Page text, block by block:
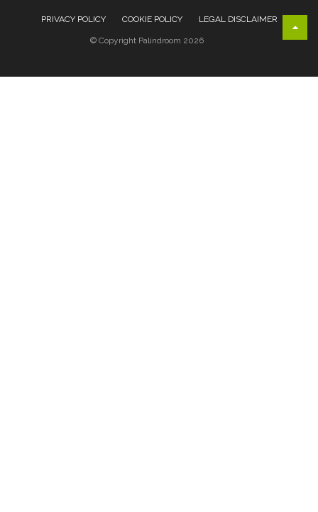
PRIVACY POLICY COOKIE POLICY LEGAL DISCLAIMER
© Copyright Palindroom 2026